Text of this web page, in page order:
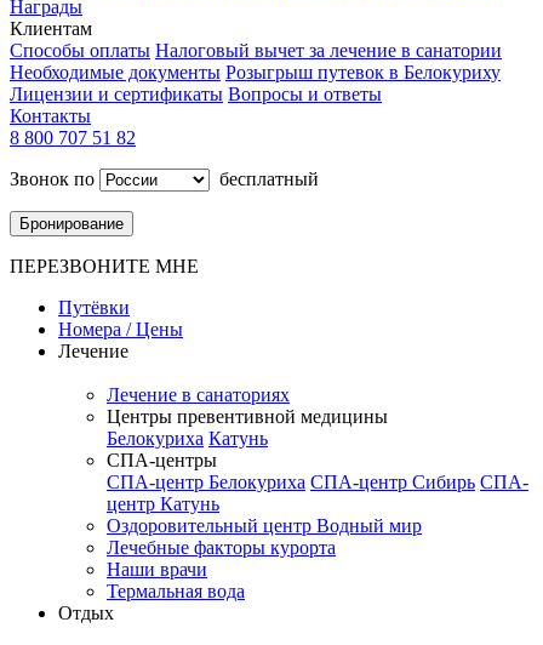
Награды
Клиентам
Способы оплаты Налоговый вычет за лечение в санатории
Необходимые документы Розыгрыш путевок в Белокуриху
Лицензии и сертификаты Вопросы и ответы
Контакты
8 800 707 51 82
Звонок по
бесплатный
Бронирование
ПЕРЕЗВОНИТЕ МНЕ
Путёвки
Номера / Цены
Лечение
Лечение в санаториях
Центры превентивной медицины
Белокуриха Катунь
СПА-центры
СПА-центр Белокуриха СПА-центр Сибирь СПА-
центр Катунь
Оздоровительный центр Водный мир
Лечебные факторы курорта
Наши врачи
Термальная вода
Отдых